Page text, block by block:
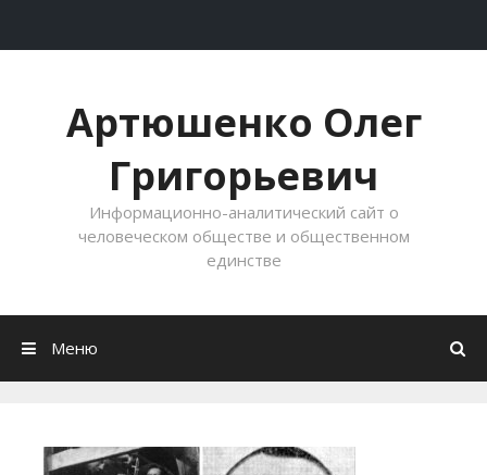
Артюшенко Олег
Григорьевич
Информационно-аналитический сайт о
человеческом обществе и общественном
единстве
Меню